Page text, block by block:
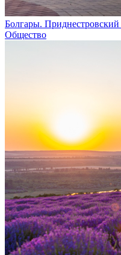
Болгары. Приднестровский
Общество